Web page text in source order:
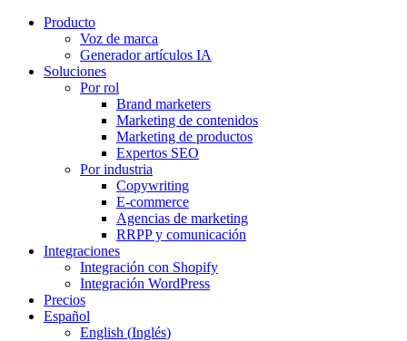
Producto
Voz de marca
Generador artículos IA
Soluciones
Por rol
Brand marketers
Marketing de contenidos
Marketing de productos
Expertos SEO
Por industria
Copywriting
E-commerce
Agencias de marketing
RRPP y comunicación
Integraciones
Integración con Shopify
Integración WordPress
Precios
Español
English (Inglés)